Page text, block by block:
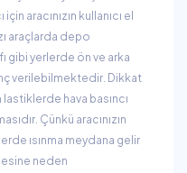
aracınızın kullanıcı el
araçlarda depo
gibi yerlerde ön ve arka
verilebilmektedir. Dikkat
hava basıncı
Çünkü aracınızın
ısınma meydana gelir
neden